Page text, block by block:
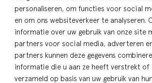
personaliseren, om functies voor social
en om ons websiteverkeer te analyseren.
informatie over uw gebruik van onze site
partners voor social media, adverteren
partners kunnen deze gegevens
informatie die u aan ze heeft verstrekt of
verzameld op basis van uw gebruik van
033-4805482
info@bhbdullemond.nl
Blijf op de hoogte: